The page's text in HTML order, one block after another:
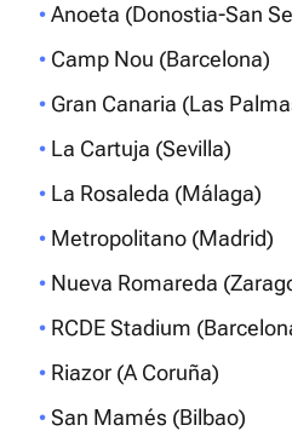
Anoeta (Donostia-San
Camp Nou (Barcelona)
Gran Canaria (Las
La Cartuja (Sevilla)
La Rosaleda (Málaga)
Metropolitano (Madrid)
Nueva Romareda
RCDE Stadium
Riazor (A Coruña)
San Mamés (Bilbao)